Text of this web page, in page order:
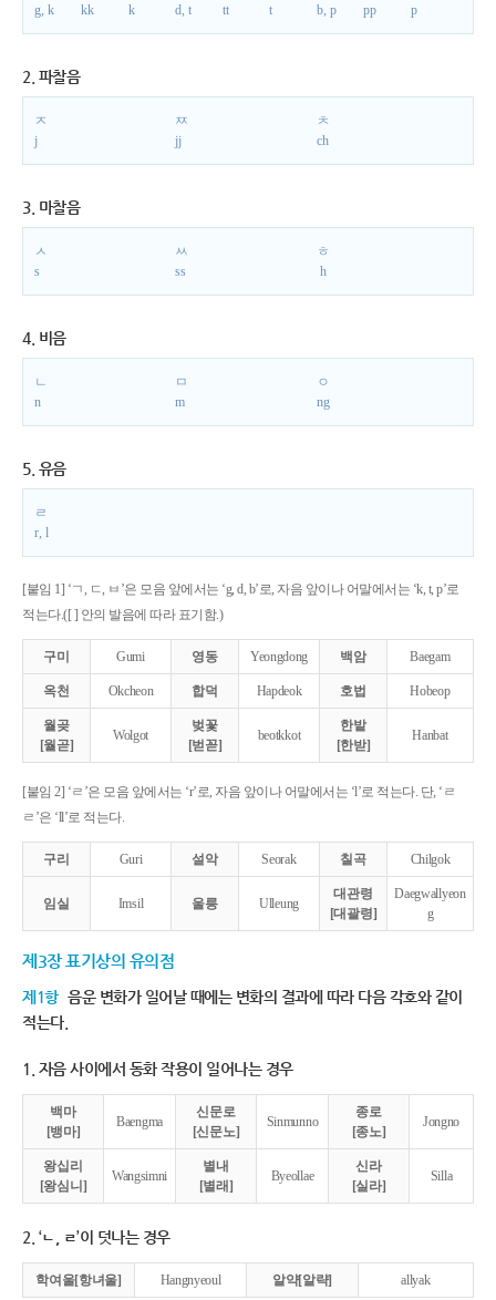
g, k
kk
k
d, t
tt
t
b, p
pp
p
2. 파찰음
ㅈ
j
ㅉ
jj
ㅊ
ch
3. 마찰음
ㅅ
s
ㅆ
ss
ㅎ
h
4. 비음
ㄴ
n
ㅁ
m
ㅇ
ng
5. 유음
ㄹ
r, l
[붙임 1] ‘ㄱ, ㄷ, ㅂ’은 모음 앞에서는 ‘g, d, b’로, 자음 앞이나 어말에서는 ‘k, t, p’로
적는다.([ ] 안의 발음에 따라 표기함.)
구미 Gumi 영동 Yeongdong 백암 Baegam
옥천 Okcheon 합덕 Hapdeok 호법 Hobeop
월곶
[월곧]
Wolgot
벚꽃
[벋꼳]
beotkkot
한밭
[한받]
Hanbat
[붙임 2] ‘ㄹ’은 모음 앞에서는 ‘r’로, 자음 앞이나 어말에서는 ‘l’로 적는다. 단, ‘ㄹ
ㄹ’은 ‘ll’로 적는다.
구리 Guri 설악 Seorak 칠곡 Chilgok
임실 Imsil 울릉 Ulleung
대관령
[대괄령]
Daegwallyeon
g
제3장 표기상의 유의점
제1항 음운 변화가 일어날 때에는 변화의 결과에 따라 다음 각호와 같이
적는다.
1. 자음 사이에서 동화 작용이 일어나는 경우
백마
[뱅마]
Baengma
신문로
[신문노]
Sinmunno
종로
[종노]
Jongno
왕십리
[왕심니]
Wangsimni
별내
[별래]
Byeollae
신라
[실라]
Silla
2. ‘ㄴ, ㄹ’이 덧나는 경우
학여울[항녀울] Hangnyeoul 알약[알략] allyak